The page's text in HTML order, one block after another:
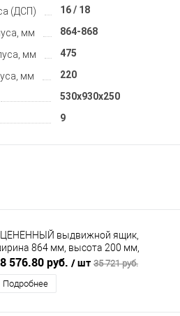
(ДСП) 16 / 18
мм 864-868
мм 475
мм 220
530x930x250
9
выдвижной ящик,
864 мм, высота 200 мм,
бежевый DUSLAR
576.80 руб. / шт 35 721 руб.
Подробнее